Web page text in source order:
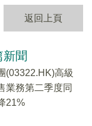
返回上頁
新聞
(03322.HK)高級
業務第二季度同
21%